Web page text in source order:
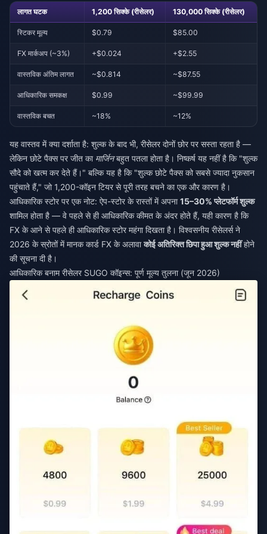
लागत घटक 1,200 सिक्के (रीसेलर) 130,000 सिक्के (रीसेलर)
स्टिकर मूल्य $0.79 $85.00
FX मार्कअप (~3%) +$0.024 +$2.55
वास्तविक अंतिम लागत ~$0.814 ~$87.55
आधिकारिक समकक्ष $0.99 ~$99.99
वास्तविक बचत ~18% ~12%
यह वास्तव में क्या दर्शाता है: शुल्क के बाद भी, रीसेलर दोनों छोर पर सस्ता रहता है —
लेकिन छोटे पैक्स पर जीत का मार्जिनबहुत पतला होता है। निष्कर्ष यह नहीं है कि "शुल्क
सौदे को खत्म कर देते हैं।" बल्कि यह है कि "शुल्क छोटे पैक्स को सबसे ज्यादा नुकसान
पहुंचाते हैं," जो 1,200-कॉइन टियर से पूरी तरह बचने का एक और कारण है।
आधिकारिक स्टोर पर एक नोट: ऐप-स्टोर के रास्तों में अपना15–30% प्लेटफॉर्म शुल्क
शामिल होता है — वे पहले से ही आधिकारिक कीमत के अंदर होते हैं, यही कारण है कि
FX के आने से पहले ही आधिकारिक स्टोर महंगा दिखता है। विश्वसनीय रीसेलर्स ने
2026 के स्रोतों में मानक कार्ड FX के अलावाकोई अतिरिक्त छिपा हुआ शुल्क नहींहोने
की सूचना दी है।
आधिकारिक बनाम रीसेलर SUGO कॉइन्स: पूर्ण मूल्य तुलना (जून 2026)